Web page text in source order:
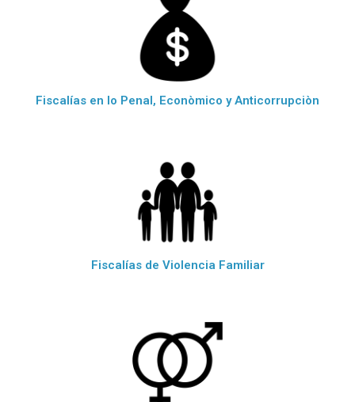
Fiscalías en lo Penal, Econòmico y Anticorrupciòn
Fiscalías de Violencia Familiar